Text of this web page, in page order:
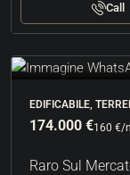
Call
EDIFICABILE,
174.000 €160 €/
Raro Sul